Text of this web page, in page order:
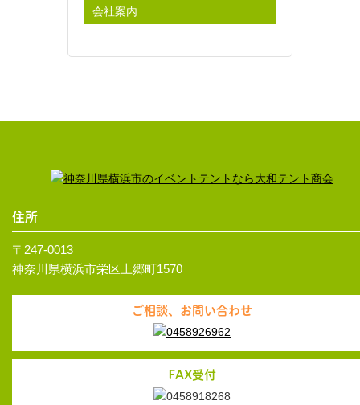
会社案内
住所
〒247-0013
神奈川県横浜市栄区上郷町1570
ご相談、お問い合わせ
FAX受付